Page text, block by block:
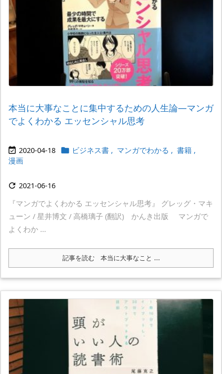
本当に大事なことに集中するための人生論―マンガ
でよくわかる エッセンシャル思考
 2020-04-18  ビジネス書 , マンガでわかる , 書籍 ,
漫画
 2021-06-16
『マンガでよくわかる エッセンシャル思考』 グレッグ・マキ
ューン / 星井博文 / 高橋璃子 (翻訳) かんき出版 マンガで
よくわか ...
記事を読む 本当に大事なこと ...